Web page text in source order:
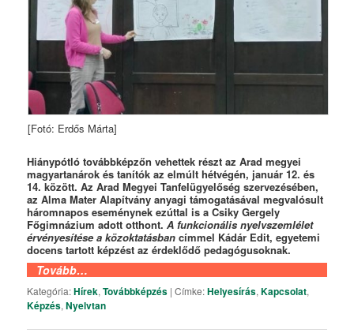
[Fotó: Erdős Márta]
Hiánypótló továbbképzőn vehettek részt az Arad megyei
magyartanárok és tanítók az elmúlt hétvégén, január 12. és
14. között. Az Arad Megyei Tanfelügyelőség szervezésében,
az Alma Mater Alapítvány anyagi támogatásával megvalósult
háromnapos eseménynek ezúttal is a Csiky Gergely
Főgimnázium adott otthont.A funkcionális nyelvszemlélet
érvényesítése a közoktatásban címmel Kádár Edit, egyetemi
docens tartott képzést az érdeklődő pedagógusoknak.
Tovább…
Kategória:Hírek,Továbbképzés |Címke:Helyesírás,Kapcsolat,
Képzés,Nyelvtan